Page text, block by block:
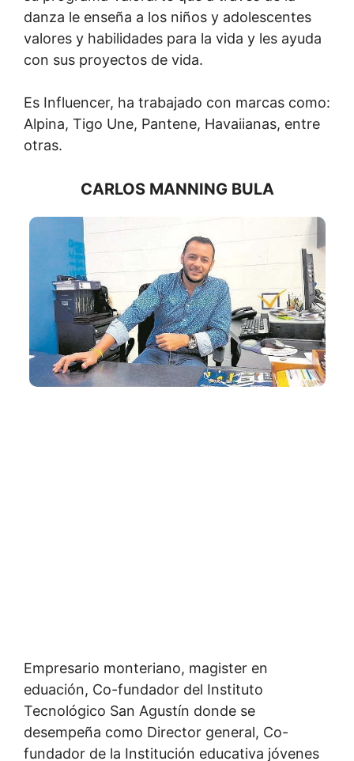
danza le enseña a los niños y adolescentes
valores y habilidades para la vida y les ayuda
con sus proyectos de vida.
Es Influencer, ha trabajado con marcas como:
Alpina, Tigo Une, Pantene, Havaiianas, entre
otras.
CARLOS MANNING BULA
Empresario monteriano, magister en
eduación, Co-fundador del Instituto
Tecnológico San Agustín donde se
desempeña como Director general, Co-
fundador de la Institución educativa jóvenes